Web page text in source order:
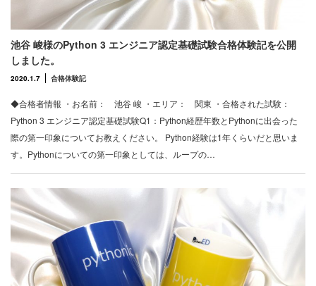
池谷 峻様のPython 3 エンジニア認定基礎試験合格体験記を公開
しました。
2020.1.7 合格体験記
◆合格者情報 ・お名前： 池谷 峻 ・エリア： 関東 ・合格された試験：
Python 3 エンジニア認定基礎試験Q1：Python経歴年数とPythonに出会った
際の第一印象についてお教えください。 Python経験は1年くらいだと思いま
す。Pythonについての第一印象としては、ループの…